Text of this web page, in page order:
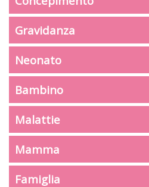
Gravidanza
Neonato
Bambino
Malattie
Mamma
Famiglia